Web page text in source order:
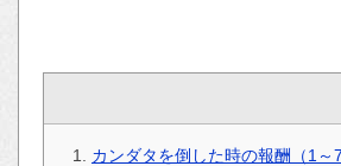
カンダタを倒した時の報酬（1～